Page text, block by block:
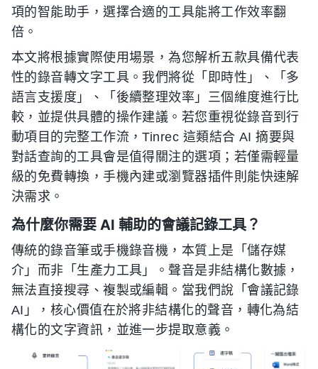
項的智能助手，選擇合適的工具能將工作效率翻
倍。
本文將根據實際使用場景，為您解析五款具備代表
性的錄音轉文字工具。我們將從「即時性」、「多
語言支援度」、「後續整理效率」三個維度進行比
較，並提供具體的操作建議。若您重視從錄音到行
動項目的完整工作流，Tinrec 這類結合 AI 摘要與
對話查詢的工具會是值得關注的選項；若僅需輕量
級的免費轉換，手機內建或瀏覽器插件則能快速解
決需求。
為什麼你需要 AI 輔助的會議記錄工具？
傳統的錄音筆或手機錄音機，本質上是「儲存媒
介」而非「生產力工具」。聲音是非結構化數據，
無法直接搜尋、複製或編輯。當我們說「會議記錄
AI」，核心價值在於將非結構化的聲音，轉化為結
構化的文字資訊，並進一步提取意義。